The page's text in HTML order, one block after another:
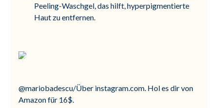
Peeling-Waschgel, das hilft, hyperpigmentierte
Haut zu entfernen.
@mariobadescu/Über instagram.com. Hol es dir von
Amazon für 16$.